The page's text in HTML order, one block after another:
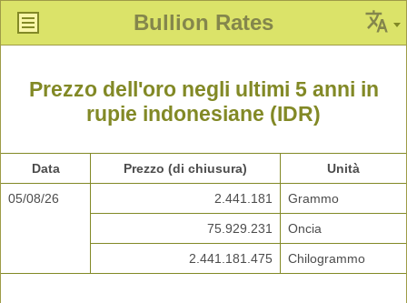
Bullion Rates
Prezzo dell'oro negli ultimi 5 anni in
rupie indonesiane (IDR)
Data Prezzo (di chiusura) Unità
05/08/26 2.441.181 Grammo
75.929.231 Oncia
2.441.181.475 Chilogrammo